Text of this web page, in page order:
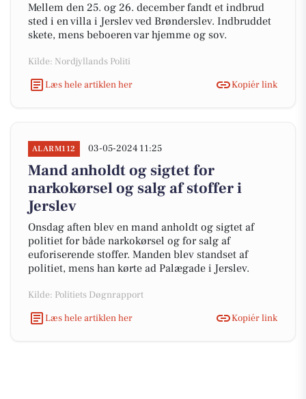
Mellem den 25. og 26. december fandt et indbrud
sted i en villa i Jerslev ved Brønderslev. Indbruddet
skete, mens beboeren var hjemme og sov.
Kilde: Nordjyllands Politi
Læs hele artiklen her
Kopiér link
ALARM112 03-05-2024 11:25
Mand anholdt og sigtet for
narkokørsel og salg af stoffer i
Jerslev
Onsdag aften blev en mand anholdt og sigtet af
politiet for både narkokørsel og for salg af
euforiserende stoffer. Manden blev standset af
politiet, mens han kørte ad Palægade i Jerslev.
Kilde: Politiets Døgnrapport
Læs hele artiklen her
Kopiér link